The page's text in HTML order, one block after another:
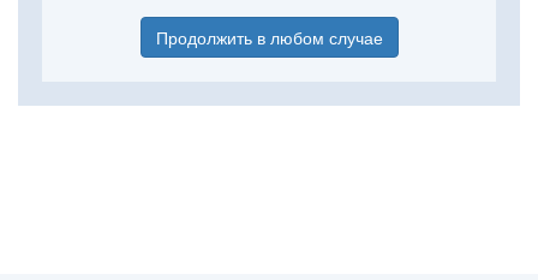
Продолжить в любом случае